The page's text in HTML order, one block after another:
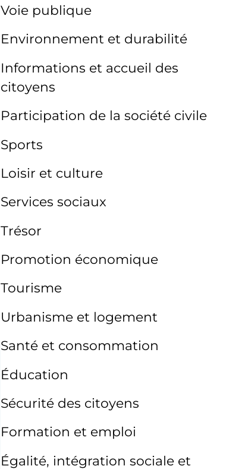
Voie publique
Environnement et durabilité
Informations et accueil des
citoyens
Participation de la société civile
Sports
Loisir et culture
Services sociaux
Trésor
Promotion économique
Tourisme
Urbanisme et logement
Santé et consommation
Éducation
Sécurité des citoyens
Formation et emploi
Égalité, intégration sociale et